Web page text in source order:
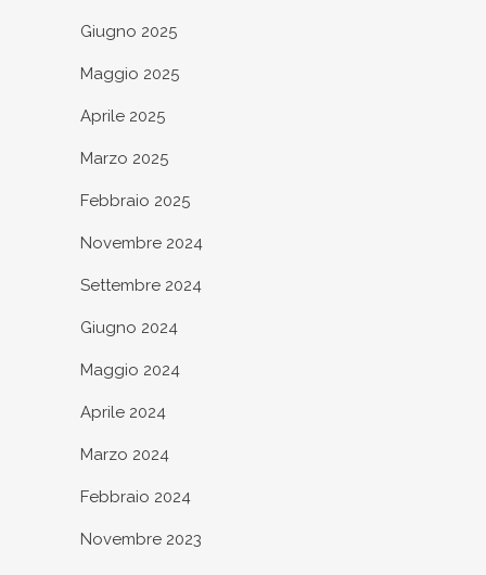
Giugno 2025
Maggio 2025
Aprile 2025
Marzo 2025
Febbraio 2025
Novembre 2024
Settembre 2024
Giugno 2024
Maggio 2024
Aprile 2024
Marzo 2024
Febbraio 2024
Novembre 2023